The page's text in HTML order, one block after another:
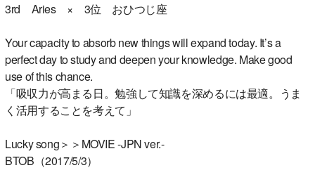
3rd Aries × 3位 おひつじ座
Your capacity to absorb new things will expand today. It’s a
perfect day to study and deepen your knowledge. Make good
use of this chance.
「吸収力が高まる日。勉強して知識を深めるには最適。うま
く活用することを考えて」
Lucky song＞＞MOVIE -JPN ver.-
BTOB（2017/5/3）